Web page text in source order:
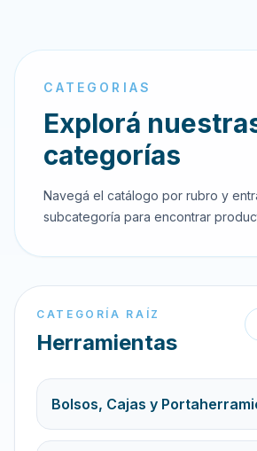
CATEGORIAS
Explorá
categorías
Navegá el catálogo por rubro y
subcategoría para encontrar
CATEGORÍA RAÍZ
Herramientas
Bolsos, Cajas y